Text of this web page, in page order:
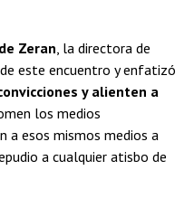
Zeran , la directora de
este encuentro y enfatizó
y alienten a
los medios
a esos mismos medios a
a cualquier atisbo de